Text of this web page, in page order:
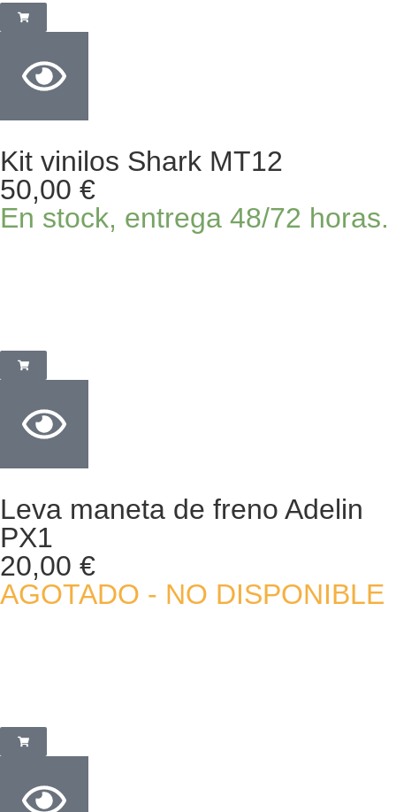
Kit vinilos Shark MT12
50,00 €
En stock, entrega 48/72 horas.
Leva maneta de freno Adelin
PX1
20,00 €
AGOTADO - NO DISPONIBLE